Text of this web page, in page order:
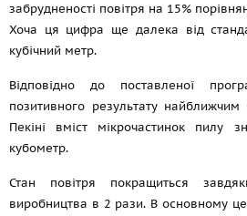
забрудненості повітря на 15%
Хоча ця цифра ще далека від
кубічний метр.
Відповідно до поставленої
позитивного результату
Пекіні вміст мікрочастинок пилу
кубометр.
Стан повітря покращиться
виробництва в 2 рази. В основному